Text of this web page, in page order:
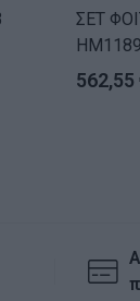
ΣΕΤ
562,55